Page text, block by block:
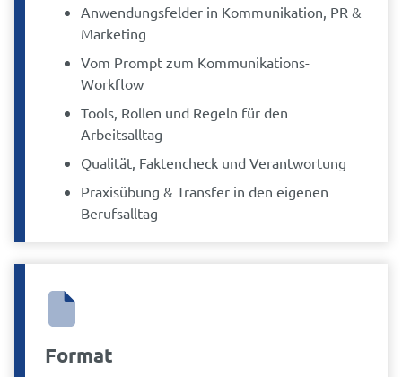
Anwendungsfelder in Kommunikation, PR &
Marketing
Vom Prompt zum Kommunikations-
Workflow
Tools, Rollen und Regeln für den
Arbeitsalltag
Qualität, Faktencheck und Verantwortung
Praxisübung & Transfer in den eigenen
Berufsalltag
Format